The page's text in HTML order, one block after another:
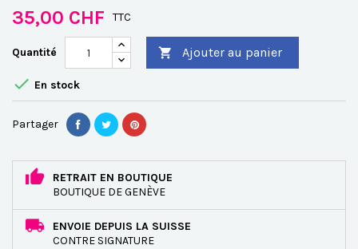
35,00 CHF TTC
Quantité  Ajouter au panier
 En stock
Partager
RETRAIT EN BOUTIQUE
BOUTIQUE DE GENÈVE
ENVOIE DEPUIS LA SUISSE
CONTRE SIGNATURE